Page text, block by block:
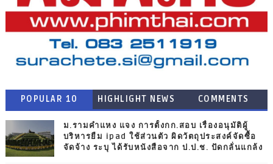
POPULAR 10 HIGHLIGHT NEWS COMMENTS
ม.รามคำแหง แจง การตั้งกก.สอบ เรื่องอนุมัติผู้
บริหารยืม ipad ใช้ส่วนตัว ผิดวัตถุประสงค์จัดซื้อ
จัดจ้าง ระบุ ได้รับหนังสือจาก ป.ป.ช. ปัดกลั่นแกล้ง